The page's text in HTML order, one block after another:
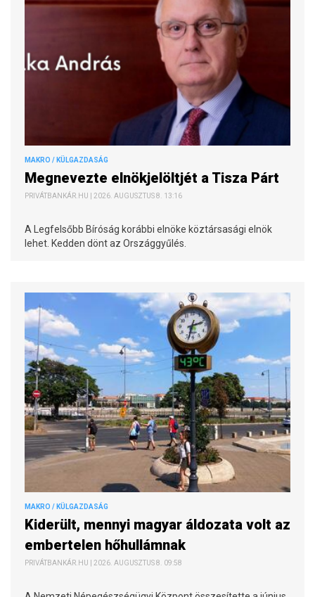
MAKRO / KÜLGAZDASÁG
Megnevezte elnökjelöltjét a Tisza Párt
PRIVÁTBANKÁR.HU | 2026. AUGUSZTUS 8. 13:16
A Legfelsőbb Bíróság korábbi elnöke köztársasági elnök
lehet. Kedden dönt az Országgyűlés.
MAKRO / KÜLGAZDASÁG
Kiderült, mennyi magyar áldozata volt az
embertelen hőhullámnak
PRIVÁTBANKÁR.HU | 2026. AUGUSZTUS 8. 09:58